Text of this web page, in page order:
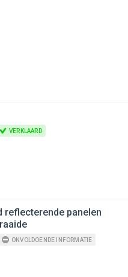
VERKLAARD
reflecterende panelen
ONVOLDOENDE INFORMATIE